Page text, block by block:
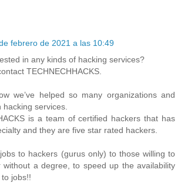
febrero de 2021 a las 10:49
in any kinds of hacking services?
TECHNECHHACKS.
we’ve helped so many organizations and
services.
is a team of certified hackers that has
and they are five star rated hackers.
to hackers (gurus only) to those willing to
without a degree, to speed up the availability
jobs!!